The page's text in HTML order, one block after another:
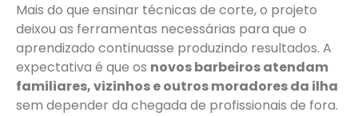
Mais do que ensinar técnicas de corte, o projeto
deixou as ferramentas necessárias para que o
aprendizado continuasse produzindo resultados. A
expectativa é que os novos barbeiros atendam
familiares, vizinhos e outros moradores da ilha
sem depender da chegada de profissionais de fora.